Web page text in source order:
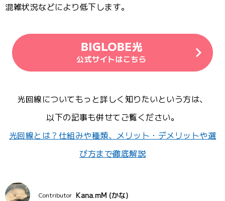
混雑状況などにより低下します。
光回線についてもっと詳しく知りたいという方は、
以下の記事も併せてご覧ください。
光回線とは？仕組みや種類、メリット・デメリットや選
び方まで徹底解説
Contributor Kana.mM (かな)